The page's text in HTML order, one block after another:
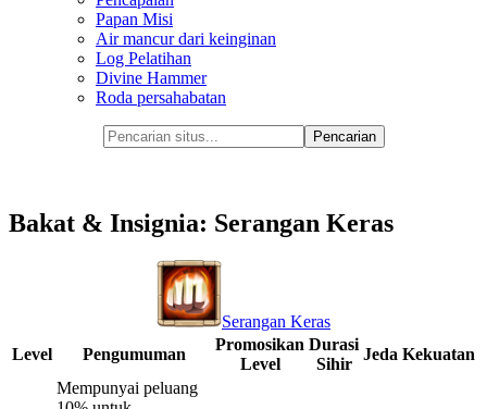
Papan Misi
Air mancur dari keinginan
Log Pelatihan
Divine Hammer
Roda persahabatan
Bakat & Insignia: Serangan Keras
Serangan Keras
Level
Pengumuman
Promosikan
Level
Durasi
Sihir
Jeda Kekuatan
Mempunyai peluang